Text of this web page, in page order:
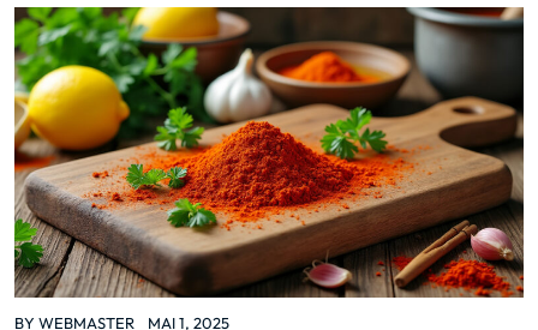
BY WEBMASTER MAI 1, 2025